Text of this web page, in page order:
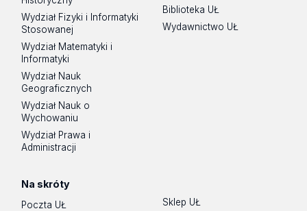
Wydział Fizyki i Informatyki
Stosowanej
Wydział Matematyki i
Informatyki
Wydział Nauk
Geograficznych
Wydział Nauk o
Wychowaniu
Wydział Prawa i
Administracji
Biblioteka UŁ
Wydawnictwo UŁ
Na skróty
Poczta UŁ
Sklep UŁ